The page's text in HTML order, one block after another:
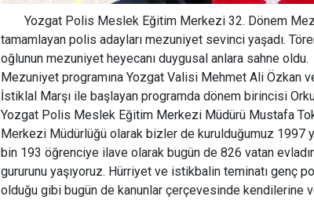
Yozgat Polis Meslek Eğitim Merkezi 32. Dönem
tamamlayan polis adayları mezuniyet sevinci yaşadı.
oğlunun mezuniyet heyecanı duygusal anlara sahne oldu.
Mezuniyet programına Yozgat Valisi Mehmet Ali Özkan
İstiklal Marşı ile başlayan programda dönem birincisi
Yozgat Polis Meslek Eğitim Merkezi Müdürü Mustafa
Merkezi Müdürlüğü olarak bizler de kurulduğumuz 1997
bin 193 öğrenciye ilave olarak bugün de 826 vatan
gururunu yaşıyoruz. Hürriyet ve istikbalin teminatı genç
olduğu gibi bugün de kanunlar çerçevesinde kendilerine